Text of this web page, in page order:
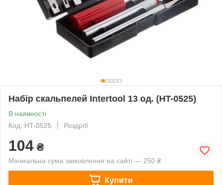
Набір скальпелей Intertool 13 од. (HT-0525)
В наявності
Код: HT-0525
Роздріб
104 ₴
Мінімальна сума замовлення на сайті — 250 ₴
Купити